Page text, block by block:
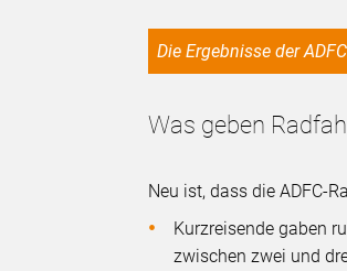
Die Ergebnisse der
Was geben
Neu ist, dass die ADFC-
Kurzreisende gaben
zwischen zwei und